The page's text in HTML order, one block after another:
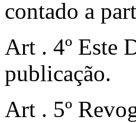
contado a
Art . 4º Este
publicação.
Art . 5º